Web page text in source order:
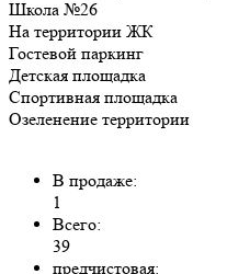
Школа №26
На территории ЖК
Гостевой паркинг
Детская площадка
Спортивная площадка
Озеленение территории
В продаже:
1
Всего:
39
предчистовая: